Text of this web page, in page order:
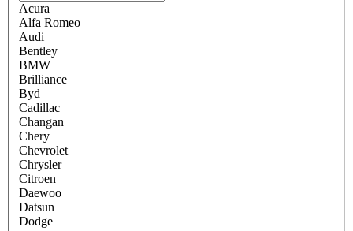
Acura
Alfa Romeo
Audi
Bentley
BMW
Brilliance
Byd
Cadillac
Changan
Chery
Chevrolet
Chrysler
Citroen
Daewoo
Datsun
Dodge